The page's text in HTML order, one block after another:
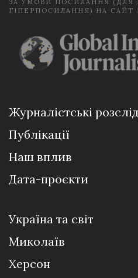
ЗА УМОВИ ПОСИЛАННЯ (ДЛЯ
ГІПЕРПОСИЛАННЯ) НА САЙТ
Журналістські
Публікації
Наш вплив
Дата-проєкти
Україна та світ
Миколаїв
Херсон